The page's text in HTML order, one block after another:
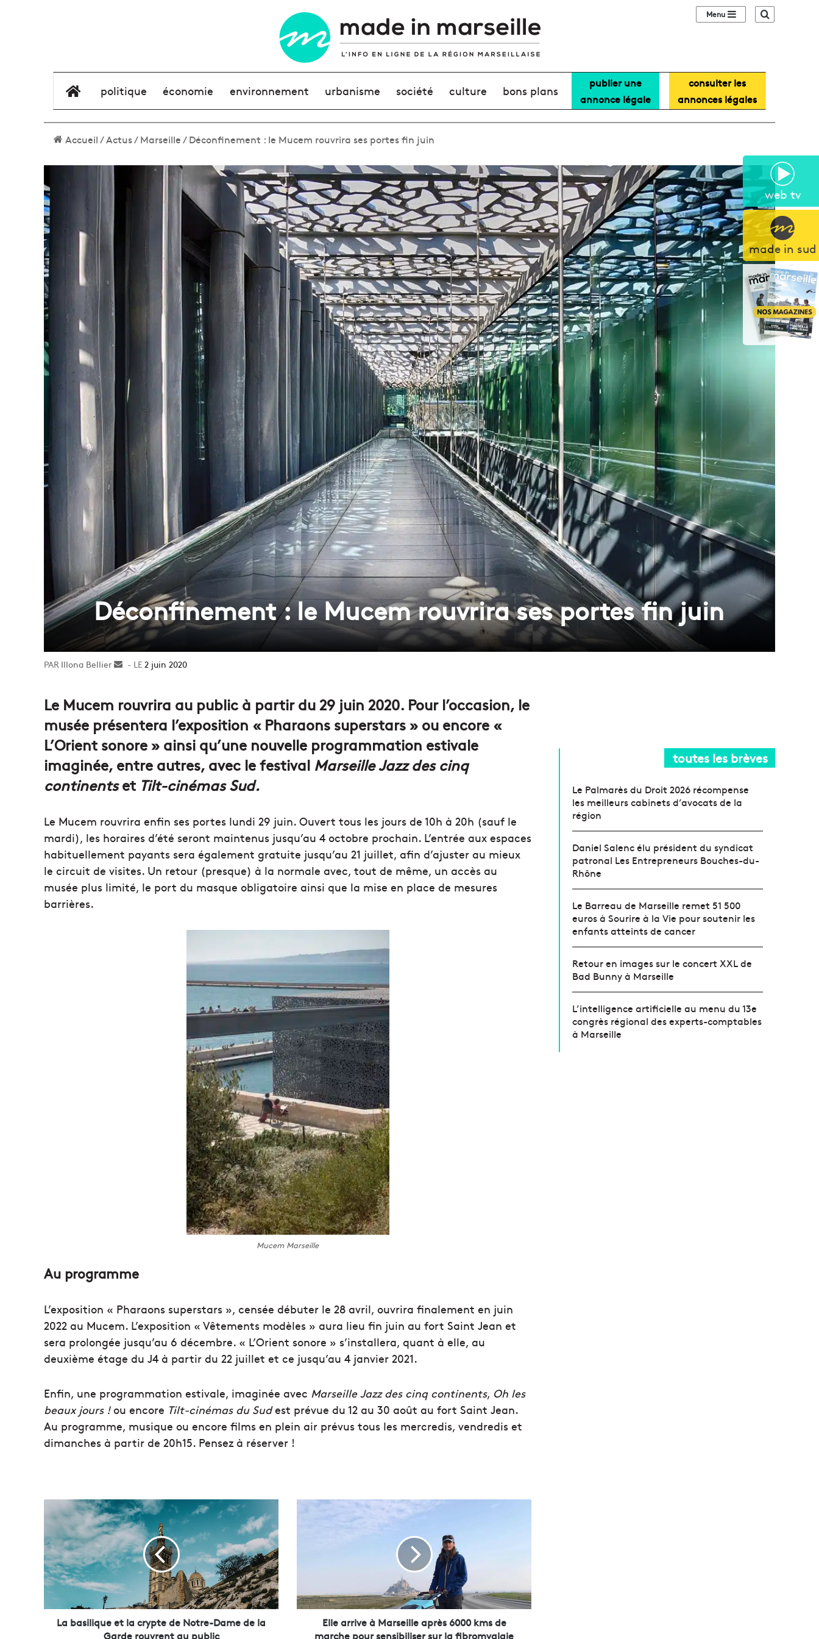
web tv
made in sud
Sidebar (barre
élément de menu
politique économie environnement urbanisme société culture bons plans
publier une
annonce légale
consulter les
annonces légales
Accueil/Actus/Marseille/Déconfinement : le Mucem rouvrira ses portes fin juin
Déconfinement : le Mucem rouvrira ses portes fin juin
Illona Bellier
Envoyer2 juin 2020
Le Mucem rouvrira au public à partir du 29 juin 2020. Pour l’occasion, le
musée présentera l’exposition « Pharaons superstars » ou encore «
L’Orient sonore » ainsi qu’une nouvelle programmation estivale
imaginée, entre autres, avec le festival Marseille Jazz des cinq
continentset Tilt-cinémas Sud.
Le Mucem rouvrira enfin ses portes lundi 29 juin. Ouvert tous les jours de 10h à 20h (sauf le
mardi), les horaires d’été seront maintenus jusqu’au 4 octobre prochain. L’entrée aux espaces
habituellement payants sera également gratuite jusqu’au 21 juillet, afin d’ajuster au mieux
le circuit de visites. Un retour (presque) à la normale avec, tout de même, un accès au
musée plus limité, le port du masque obligatoire ainsi que la mise en place de mesures
barrières.
Mucem Marseille
Au programme
L’exposition « Pharaons superstars », censée débuter le 28 avril, ouvrira finalement en juin
2022 au Mucem. L’exposition « Vêtements modèles » aura lieu fin juin au fort Saint Jean et
sera prolongée jusqu’au 6 décembre. « L’Orient sonore » s’installera, quant à elle, au
deuxième étage du J4 à partir du 22 juillet et ce jusqu’au 4 janvier 2021.
Enfin, une programmation estivale, imaginée avec Marseille Jazz des cinq continents, Oh les
beaux jours !ou encore Tilt-cinémas du Sudest prévue du 12 au 30 août au fort Saint Jean.
Au programme, musique ou encore films en plein air prévus tous les mercredis, vendredis et
dimanches à partir de 20h15. Pensez à réserver !
a
s
i
l
q
La basilique et la crypte de Notre-Dame de la
Garde rouvrent au public
i
v
Elle arrive à Marseille après 6000 kms de
marche pour sensibiliser sur la fibromyalgie
toutes les brèves
Le Palmarès du Droit 2026 récompense
les meilleurs cabinets d’avocats de la
région
Daniel Salenc élu président du syndicat
patronal Les Entrepreneurs Bouches-du-
Rhône
Le Barreau de Marseille remet 51 500
euros à Sourire à la Vie pour soutenir les
enfants atteints de cancer
Retour en images sur le concert XXL de
Bad Bunny à Marseille
L’intelligence artificielle au menu du 13e
congrès régional des experts-comptables
à Marseille